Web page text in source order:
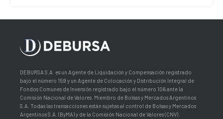
DEBURSA S.A. es un Agente de Liquidación y Compensación registrado
bajo el número 159 y un Agente de Colocación y Distribución Integral de
Fondos Comunes de Inversión registrado bajo el número 106 ante la
Comisión Nacional de Valores. Miembro de Bolsas y Mercados Argentinos
S.A. Todas las transacciones están sujetas al control de Bolsas y Mercados
Argentinos S.A. (ByMA) y de la Comisión Nacional de Valores (CNV).